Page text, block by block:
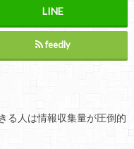
feedly
る人は情報収集量が圧倒的